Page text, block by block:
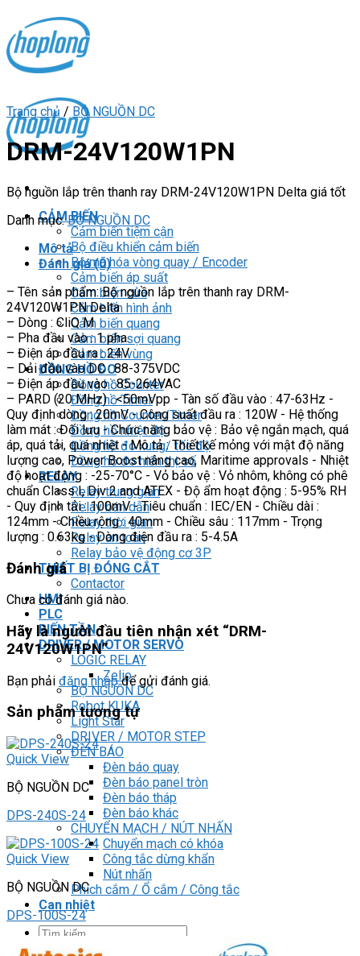
content
CẢM BIẾN
Cảm biến tiệm cận
Bộ điều khiển cảm biến
Bộ mã hóa vòng quay / Encoder
Cảm biến áp suất
Cảm biến cửa
Cảm biến hình ảnh
Cảm biến quang
Cảm biến sợi quang
Cảm biến vùng
ĐỒNG HỒ ĐO
Đồng hồ Counter
Đồng hồ Timer
Đồng hồ Counter/Timer
Đồng hồ nhiệt độ
Đồng hồ đo xung/ tốc độ
Đồng hồ đo hiển thị số
RELAY
Relay trung gian
Relay bán dẫn
Relay thời gian
Relay an toàn
Relay bảo vệ động cơ 3P
THIẾT BỊ ĐÓNG CẮT
Contactor
HMI
PLC
BIẾN TẦN
DRIVER / MOTOR SERVO
LOGIC RELAY
Zelio
BỘ NGUỒN DC
Robot KUKA
Light Star
DRIVER / MOTOR STEP
ĐÈN BÁO
Đèn báo quay
Đèn báo panel tròn
Đèn báo tháp
Đèn báo khác
CHUYỂN MẠCH / NÚT NHẤN
Chuyển mạch có khóa
Công tắc dừng khẩn
Nút nhấn
Phích cắm / Ổ cắm / Công tắc
Can nhiệt
Tìm
kiếm:
Trang chủ / BỘ NGUỒN DC
DRM-24V120W1PN
Bộ nguồn lắp trên thanh ray DRM-24V120W1PN Delta giá tốt
Danh mục:BỘ NGUỒN DC
Mô tả
Đánh giá (0)
– Tên sản phẩm: Bộ nguồn lắp trên thanh ray DRM-
24V120W1PN Delta
– Dòng : CliQ M
– Pha đầu vào : 1 pha
– Điện áp đầu ra : 24V
– Dải đầu vào DC : 88-375VDC
– Điện áp đầu vào : 85-264VAC
– PARD (20 MHz) : <50mVpp - Tàn số đầu vào : 47-63Hz -
Quy định dòng : 20mV - Công suất đầu ra : 120W - Hệ thống
làm mát : Đối lưu - Chức năng bảo vệ : Bảo vệ ngắn mạch, quá
áp, quá tải, quá nhiệt - Mô tả : Thiết kế mỏng với mật độ năng
lượng cao, Power Boost nâng cao, Maritime approvals - Nhiệt
độ hoạt động : -25-70°C - Vỏ bảo vệ : Vỏ nhôm, không có phê
chuẩn Class I, Div 2 and ATEX - Độ ẩm hoạt động : 5-95% RH
- Quy định tải : 100mV - Tiêu chuẩn : IEC/EN - Chiều dài :
124mm - Chiều rộng : 40mm - Chiều sâu : 117mm - Trọng
lượng : 0.63kg - Dòng điện đầu ra : 5-4.5A
Đánh giá
Chưa có đánh giá nào.
Hãy là người đầu tiên nhận xét “DRM-
24V120W1PN”
Bạn phải đăng nhậpđể gửi đánh giá.
Sản phẩm tương tự
Quick View
BỘ NGUỒN DC
DPS-240S-24
Quick View
BỘ NGUỒN DC
DPS-100S-24